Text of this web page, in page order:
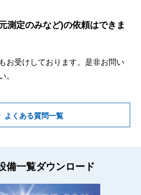
測定のみなど)の依頼はできま
お受けしております。是非お問い
。
よくある質問一覧
備一覧ダウンロード